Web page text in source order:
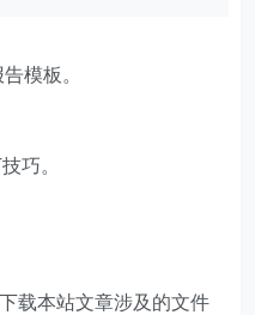
模板。
巧。
载本站文章涉及的文件